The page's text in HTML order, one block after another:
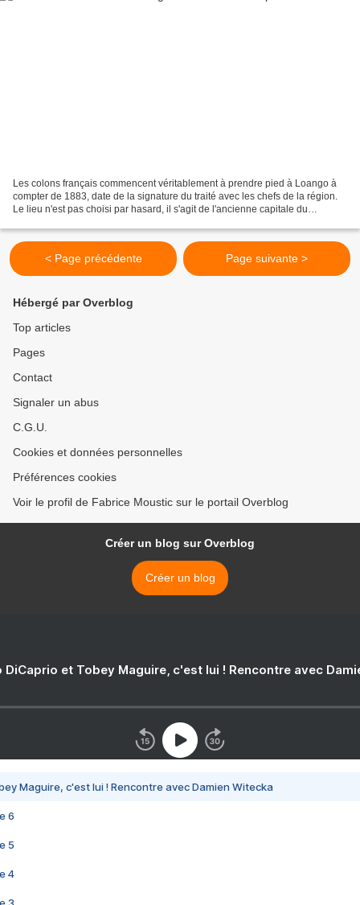
Les colons français commencent véritablement à prendre pied à Loango à
compter de 1883, date de la signature du traité avec les chefs de la région.
Le lieu n'est pas choisi par hasard, il s'agit de l'ancienne capitale du
< Page précédente Page suivante >
Hébergé par Overblog
Top articles
Pages
Contact
Signaler un abus
C.G.U.
Cookies et données personnelles
Préférences cookies
Voir le profil de Fabrice Moustic sur le portail Overblog
Créer un blog sur Overblog
Créer un blog
DiCaprio et Tobey Maguire, c'est lui ! Rencontre avec
Maguire, c'est lui ! Rencontre avec Damien Witecka
6
5
4